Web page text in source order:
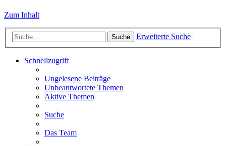
Zum Inhalt
Suche Erweiterte Suche
Schnellzugriff
Ungelesene Beiträge
Unbeantwortete Themen
Aktive Themen
Suche
Das Team